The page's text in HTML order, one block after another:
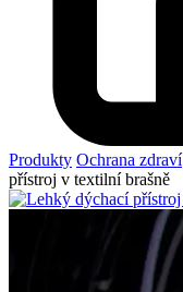
Produkty Ochrana zdraví
přístroj v textilní brašně